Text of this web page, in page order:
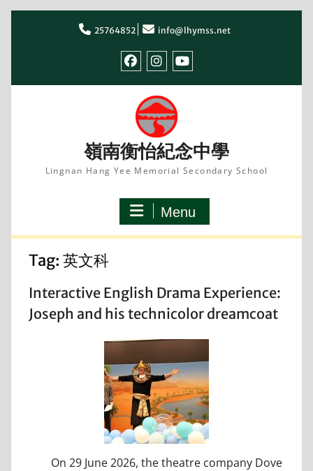
25764852 info@lhymss.net
嶺南衡怡紀念中學
Lingnan Hang Yee Memorial Secondary School
Menu
Tag: 英文科
Interactive English Drama Experience:
Joseph and his technicolor dreamcoat
On 29 June 2026, the theatre company Dove